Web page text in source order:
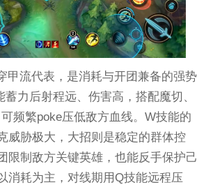
甲流代表，是消耗与开团兼备的强势
力后射程远、伤害高，搭配魔切、
频繁poke压低敌方血线。W技能的
威胁极大，大招则是稳定的群体控
限制敌方关键英雄，也能反手保护己
消耗为主，对线期用Q技能远程压